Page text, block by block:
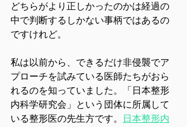
どちらがより正しかったのかは経過の
中で判断するしかない事柄ではあるの
ですけれど。
私は以前から、できるだけ非侵襲でア
プローチを試みている医師たちがおら
れるのを知っていました。「日本整形
内科学研究会」という団体に所属して
いる整形医の先生方です。 日本整形内